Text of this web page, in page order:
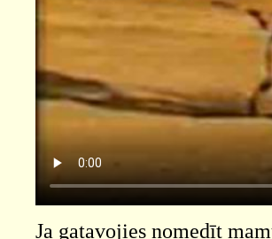
Ja gatavojies nomedīt